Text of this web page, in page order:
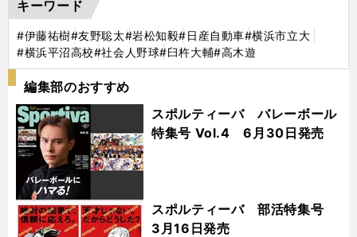
キーワード
#伊藤祐樹#友野聡太#岩松知毅#日産自動車#横浜市立大
#横浜平沼高校#社会人野球#臼杵大輔#高木遊
編集部のおすすめ
スポルティーバ バレーボール
特集号 Vol.4 6月30日発売
スポルティーバ 部活特集号
3月16日発売